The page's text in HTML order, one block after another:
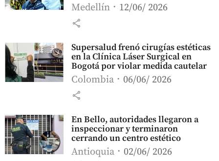
Medellín 12/06/ 2026
share
Supersalud frenó cirugías estéticas
en la Clínica Láser Surgical en
Bogotá por violar medida cautelar
Colombia 06/06/ 2026
share
En Bello, autoridades llegaron a
inspeccionar y terminaron
cerrando un centro estético
Antioquia 02/06/ 2026